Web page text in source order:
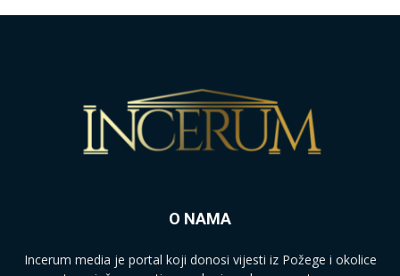
O NAMA
Incerum media je portal koji donosi vijesti iz Požege i okolice